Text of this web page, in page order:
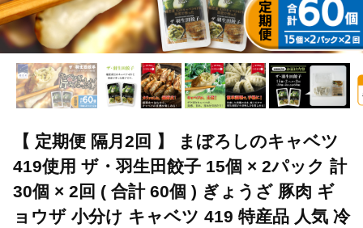
【 定期便 隔月2回 】 まぼろしのキャベツ
419使用 ザ・羽生田餃子 15個 × 2パック 計
30個 × 2回 ( 合計 60個 ) ぎょうざ 豚肉 ギ
ョウザ 小分け キャベツ 419 特産品 人気 冷